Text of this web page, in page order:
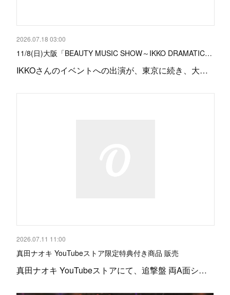
2026.07.18 03:00
11/8(日)大阪「BEAUTY MUSIC SHOW～IKKO DRAMATIC…
IKKOさんのイベントへの出演が、東京に続き、大…
2026.07.11 11:00
真田ナオキ YouTubeストア限定特典付き商品 販売
真田ナオキ YouTubeストアにて、追撃盤 両A面シ…